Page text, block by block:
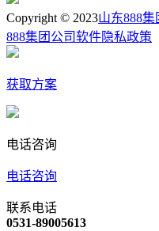
Copyright © 2023山东888
888集团公司软件隐私政策
获取方案
电话咨询
电话咨询
联系电话
0531-89005613